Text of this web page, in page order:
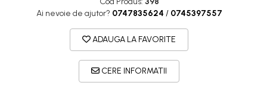
Șosete, mănuși, căciuli neopren
Haine thermo și protecție UV
Ai nevoie de ajutor? 0747835624 / 0745397557
ADAUGA LA FAVORITE
CERE INFORMATII